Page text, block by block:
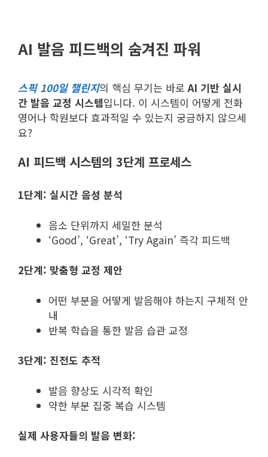
AI 발음 피드백의 숨겨진 파워
스픽 100일 챌린지의 핵심 무기는 바로 AI 기반 실시
간 발음 교정 시스템입니다. 이 시스템이 어떻게 전화
영어나 학원보다 효과적일 수 있는지 궁금하지 않으세
요?
AI 피드백 시스템의 3단계 프로세스
1단계: 실시간 음성 분석
음소 단위까지 세밀한 분석
‘Good’, ‘Great’, ‘Try Again’ 즉각 피드백
2단계: 맞춤형 교정 제안
어떤 부분을 어떻게 발음해야 하는지 구체적 안
내
반복 학습을 통한 발음 습관 교정
3단계: 진전도 추적
발음 향상도 시각적 확인
약한 부분 집중 복습 시스템
실제 사용자들의 발음 변화: